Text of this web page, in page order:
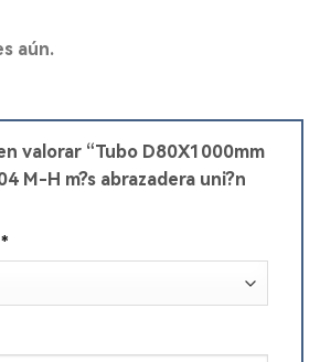
aún.
valorar “Tubo D80X1000mm
M-H m?s abrazadera uni?n
*